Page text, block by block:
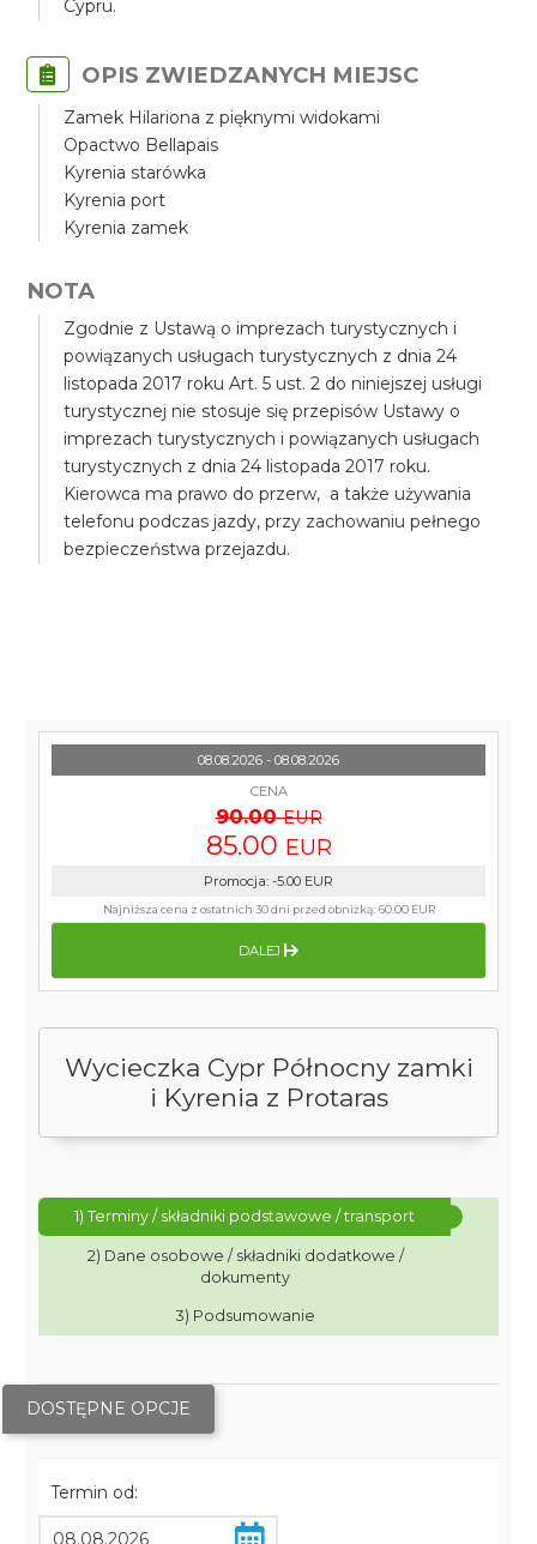
Cypru.
OPIS ZWIEDZANYCH MIEJSC
Zamek Hilariona z pięknymi widokami
Opactwo Bellapais
Kyrenia starówka
Kyrenia port
Kyrenia zamek
NOTA
Zgodnie z Ustawą o imprezach turystycznych i
powiązanych usługach turystycznych z dnia 24
listopada 2017 roku Art. 5 ust. 2 do niniejszej usługi
turystycznej nie stosuje się przepisów Ustawy o
imprezach turystycznych i powiązanych usługach
turystycznych z dnia 24 listopada 2017 roku.
Kierowca ma prawo do przerw, a także używania
telefonu podczas jazdy, przy zachowaniu pełnego
bezpieczeństwa przejazdu.
Wycieczka Cypr Północny zamki
i Kyrenia z Protaras
1) Terminy / składniki podstawowe / transport
2) Dane osobowe / składniki dodatkowe /
dokumenty
3) Podsumowanie
DOSTĘPNE OPCJE
Termin od:
08.08.2026 - 08.08.2026
CENA
90.00 EUR
85.00 EUR
Promocja: -5.00 EUR
Najniższa cena z ostatnich 30 dni przed obniżką:60.00 EUR
DALEJ